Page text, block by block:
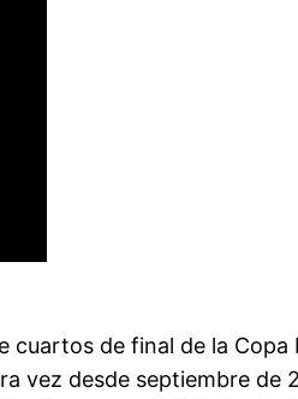
de final de la
desde septiembre de